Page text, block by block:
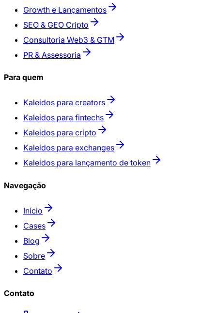
Growth e Lançamentos
SEO & GEO Cripto
Consultoria Web3 & GTM
PR & Assessoria
Para quem
Kaleidos para creators
Kaleidos para fintechs
Kaleidos para cripto
Kaleidos para exchanges
Kaleidos para lançamento de token
Navegação
Início
Cases
Blog
Sobre
Contato
Contato